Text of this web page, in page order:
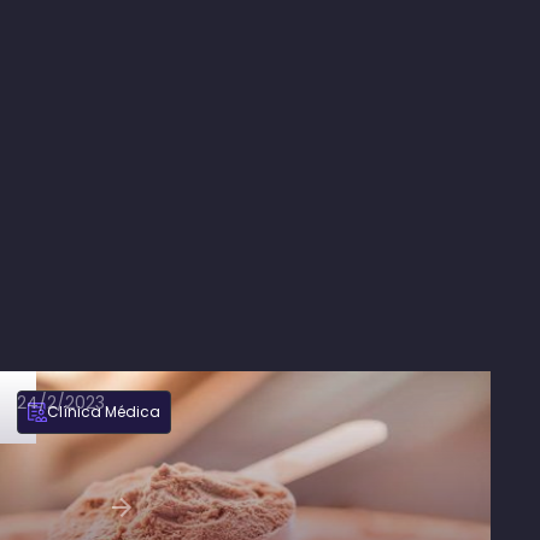
Clínica Médica
24/2/2023
Proteína Whey: a suplementação e seus
potenciais efeitos adversos
Ler artigo